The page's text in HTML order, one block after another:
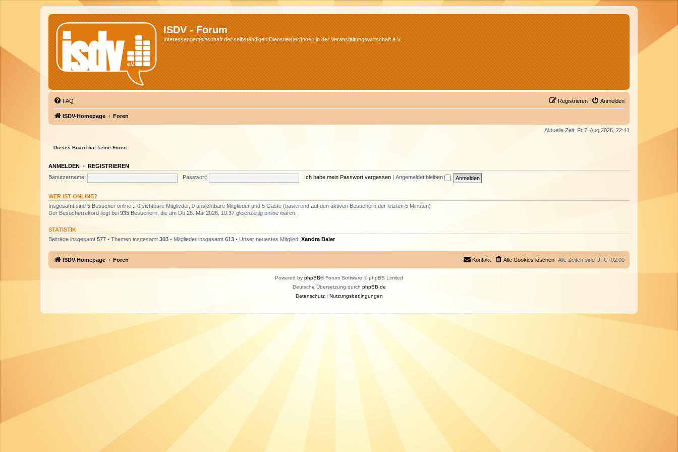
ISDV - Forum
Interessengemeinschaft der selbständigen Dienstleister/Innen in der Veranstaltungswirtschaft e.V.
FAQ Anmelden
Registrieren
ISDV-Homepage Foren
Aktuelle Zeit: Fr 7. Aug 2026, 22:41
Dieses Board hat keine Foren.
ANMELDEN • REGISTRIEREN
Benutzername:
Passwort: Ich habe mein Passwort vergessen Angemeldet bleiben
WER IST ONLINE?
Insgesamt sind 5 Besucher online :: 0 sichtbare Mitglieder, 0 unsichtbare Mitglieder und 5 Gäste (basierend auf den aktiven Besuchern der letzten 5 Minuten)
Der Besucherrekord liegt bei 935 Besuchern, die am Do 28. Mai 2026, 10:37 gleichzeitig online waren.
STATISTIK
Beiträge insgesamt 577 • Themen insgesamt 303 • Mitglieder insgesamt 613 • Unser neuestes Mitglied: Xandra Baier
ISDV-Homepage Foren Alle Zeiten sind UTC+02:00
Alle Cookies löschen
Kontakt
Powered by phpBB® Forum Software © phpBB Limited
Deutsche Übersetzung durch phpBB.de
Datenschutz| Nutzungsbedingungen